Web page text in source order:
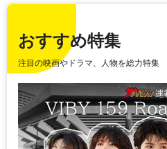
おすすめ特集
注目の映画やドラマ、人物を総力特集